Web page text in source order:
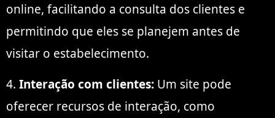
online, facilitando a consulta dos clientes e
permitindo que eles se planejem antes de
visitar o estabelecimento.
4. Interação com clientes: Um site pode
oferecer recursos de interação, como